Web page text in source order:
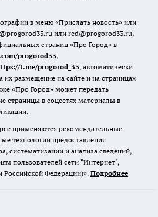
в меню «Прислать новость» или
или red@progorod33.ru,
страниц «Про Город» в
progorod33,
t.me/progorod_33, автоматически
их размещение на сайте и на страницах
«Про Город» может передать
страницы в соцсетях материалы в
применяются рекомендательные
технологии предоставления
систематизации и анализа сведений,
пользователей сети "Интернет",
Российской Федерации)». Подробнее